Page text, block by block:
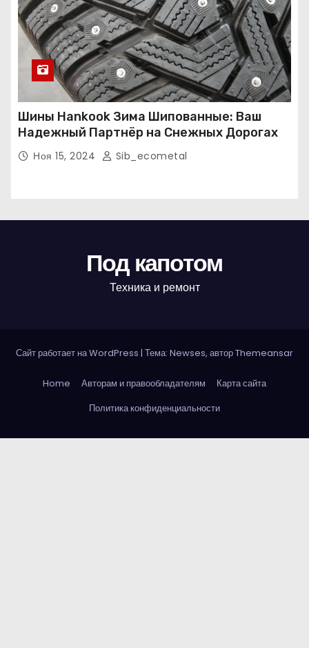
Шины Hankook Зима Шипованные: Ваш
Надежный Партнёр на Снежных Дорогах
Ноя 15, 2024 Sib_ecometal
Под капотом
Техника и ремонт
Сайт работает на WordPress | Тема: Newses, авторThemeansar
Home Авторам и правообладателям
Карта сайта
Политика конфиденциальности